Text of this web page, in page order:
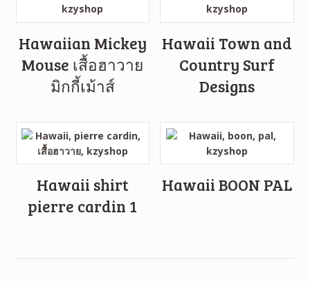
Hawaiian Mickey
Mouse เสื้อฮาวาย
มิกกี้เม้าส์
Hawaii Town and
Country Surf
Designs
Hawaii shirt
pierre cardin 1
Hawaii BOON PAL